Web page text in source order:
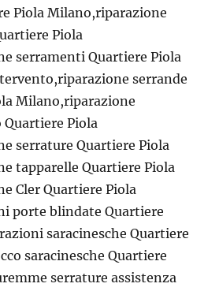
Piola Milano,riparazione
Piola
serramenti Quartiere Piola
serrande
Milano,riparazione
Quartiere Piola
serrature Quartiere Piola
tapparelle Quartiere Piola
Cler Quartiere Piola
porte blindate Quartiere
saracinesche Quartiere
saracinesche Quartiere
serrature assistenza